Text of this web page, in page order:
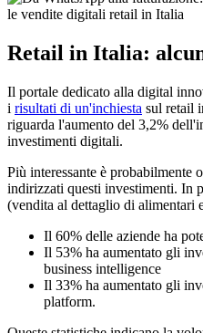
Retail in Italia:
Il portale dedicato alla digital
i risultati di un'inchiesta sul retail
riguarda l'aumento del 3,2%
investimenti digitali.
Più interessante è probabilmente
indirizzati questi investimenti. In
(vendita al dettaglio di alimentari
Il 60% delle aziende ha
Il 53% ha aumentato gli
business intelligence
Il 33% ha aumentato gli
platform.